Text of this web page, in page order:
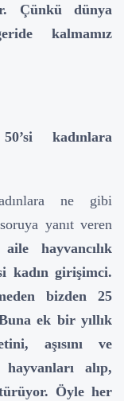
Çünkü dünya
kalmamız
kadınlara
ne gibi
yanıt veren
hayvancılık
kadın girişimci.
bizden 25
ek bir yıllık
aşısını ve
alıp,
Öyle her